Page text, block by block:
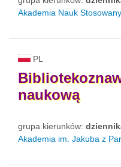
Akademia Nauk
PL
naukową
grupa kierunków:
Akademia im. Jakuba z